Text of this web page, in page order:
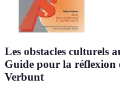
Les obstacles culturels
Guide pour la réflexion
Verbunt